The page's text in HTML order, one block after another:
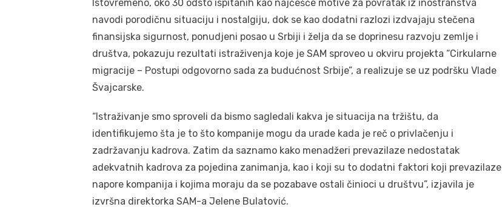
Istovremeno, oko 30 odsto ispitanih kao najčešće motive za povratak iz inostranstva
navodi porodičnu situaciju i nostalgiju, dok se kao dodatni razlozi izdvajaju stečena
finansijska sigurnost, ponudjeni posao u Srbiji i želja da se doprinesu razvoju zemlje i
društva, pokazuju rezultati istraživenja koje je SAM sproveo u okviru projekta “Cirkularne
migracije – Postupi odgovorno sada za budućnost Srbije”, a realizuje se uz podršku Vlade
Švajcarske.
“Istraživanje smo sproveli da bismo sagledali kakva je situacija na tržištu, da
identifikujemo šta je to što kompanije mogu da urade kada je reč o privlačenju i
zadržavanju kadrova. Zatim da saznamo kako menadžeri prevazilaze nedostatak
adekvatnih kadrova za pojedina zanimanja, kao i koji su to dodatni faktori koji prevazilaze
napore kompanija i kojima moraju da se pozabave ostali činioci u društvu”, izjavila je
izvršna direktorka SAM-a Jelene Bulatović.